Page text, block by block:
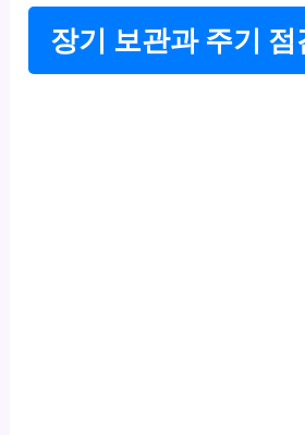
장기 보관과 주기 점